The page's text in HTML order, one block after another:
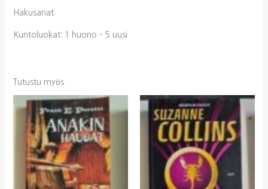
Hakusanat:
Kuntoluokat: 1 huono – 5 uusi
Tutustu myös